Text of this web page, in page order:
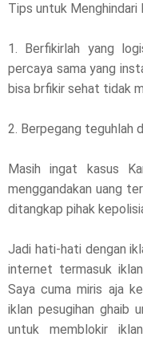
Tips untuk Menghindari
1. Berfikirlah yang
percaya sama yang
bisa brfikir sehat tidak
2. Berpegang teguhlah
Masih ingat kasus
menggandakan uang
ditangkap pihak
Jadi hati-hati dengan
internet termasuk
Saya cuma miris aja
iklan pesugihan ghaib
untuk memblokir